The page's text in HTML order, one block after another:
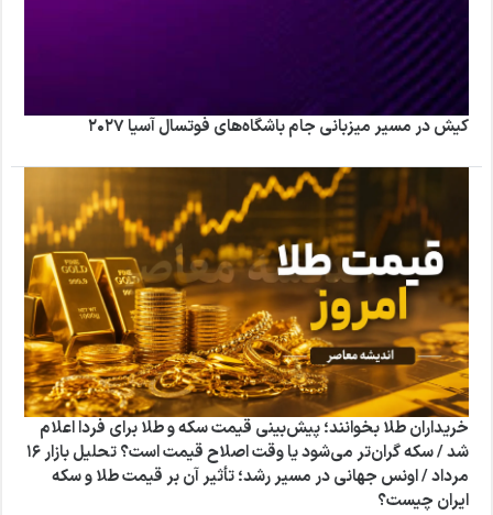
کیش در مسیر میزبانی جام باشگاه‌های فوتسال آسیا ۲۰۲۷
خریداران طلا بخوانند؛ پیش‌بینی قیمت سکه و طلا برای فردا اعلام
شد / سکه گران‌تر می‌شود یا وقت اصلاح قیمت است؟ تحلیل بازار ۱۶
مرداد / اونس جهانی در مسیر رشد؛ تأثیر آن بر قیمت طلا و سکه
ایران چیست؟